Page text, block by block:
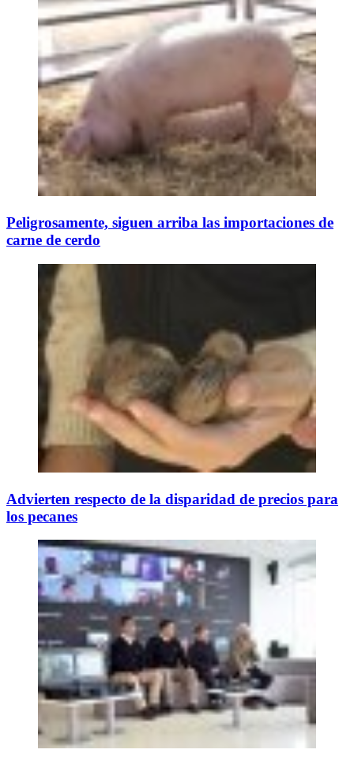
Peligrosamente, siguen arriba las importaciones de
carne de cerdo
Advierten respecto de la disparidad de precios para
los pecanes